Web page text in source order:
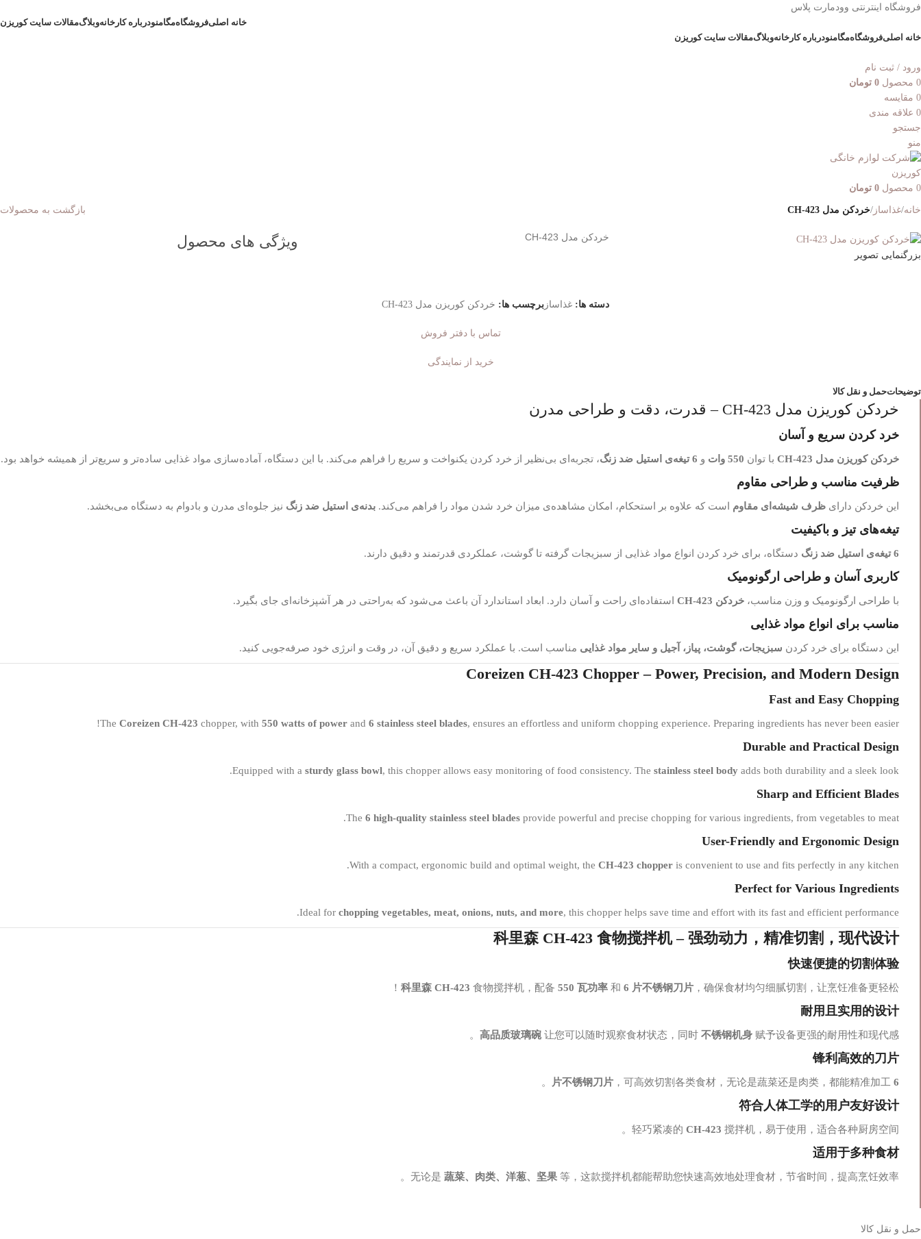
فروشگاه اینترنتی وودمارت پلاس
خانه اصلیفروشگاهمگامنودرباره کارخانهوبلاگمقالات سایت کوریزن
خانه اصلیفروشگاهمگامنودرباره کارخانهوبلاگمقالات سایت کوریزن
ورود / ثبت نام
0 محصول 0 تومان
0 مقایسه
0 علاقه مندی
جستجو
منو
0 محصول 0 تومان
خانه غذاساز خردکن مدل CH-423 بازگشت به محصولات
بزرگنمایی تصویر
خردکن مدل CH-423
دسته ها: غذاساز برچسب ها: خردکن کوریزن مدل CH-423
تماس با دفتر فروش
خرید از نمایندگی
ویژگی های محصول
توضیحاتحمل و نقل کالا
خردکن کوریزن مدل CH-423 – قدرت، دقت و طراحی مدرن
خرد کردن سریع و آسان
خردکن کوریزن مدل CH-423 با توان 550 وات و 6 تیغه‌ی استیل ضد زنگ ، تجربه‌ای بی‌نظیر از خرد کردن یکنواخت و سریع را فراهم می‌کند. با این دستگاه، آماده‌سازی مواد غذایی ساده‌تر و سریع‌تر از همیشه خواهد بود.
ظرفیت مناسب و طراحی مقاوم
این خردکن دارای ظرف شیشه‌ای مقاوم است که علاوه بر استحکام، امکان مشاهده‌ی میزان خرد شدن مواد را فراهم می‌کند. بدنه‌ی استیل ضد زنگ نیز جلوه‌ای مدرن و بادوام به دستگاه می‌بخشد.
تیغه‌های تیز و باکیفیت
6 تیغه‌ی استیل ضد زنگ دستگاه، برای خرد کردن انواع مواد غذایی از سبزیجات گرفته تا گوشت، عملکردی قدرتمند و دقیق دارند.
کاربری آسان و طراحی ارگونومیک
با طراحی ارگونومیک و وزن مناسب، خردکن CH-423 استفاده‌ای راحت و آسان دارد. ابعاد استاندارد آن باعث می‌شود که به‌راحتی در هر آشپزخانه‌ای جای بگیرد.
مناسب برای انواع مواد غذایی
این دستگاه برای خرد کردن سبزیجات، گوشت، پیاز، آجیل و سایر مواد غذایی مناسب است. با عملکرد سریع و دقیق آن، در وقت و انرژی خود صرفه‌جویی کنید.
Coreizen CH-423 Chopper – Power, Precision, and Modern Design
Fast and Easy Chopping
The Coreizen CH-423 chopper, with 550 watts of power and 6 stainless steel blades, ensures an effortless and uniform chopping experience. Preparing ingredients has never been easier!
Durable and Practical Design
Equipped with a sturdy glass bowl, this chopper allows easy monitoring of food consistency. The stainless steel body adds both durability and a sleek look.
Sharp and Efficient Blades
The 6 high-quality stainless steel blades provide powerful and precise chopping for various ingredients, from vegetables to meat.
User-Friendly and Ergonomic Design
With a compact, ergonomic build and optimal weight, the CH-423 chopper is convenient to use and fits perfectly in any kitchen.
Perfect for Various Ingredients
Ideal for chopping vegetables, meat, onions, nuts, and more, this chopper helps save time and effort with its fast and efficient performance.
科里森 CH-423 食物搅拌机 – 强劲动力，精准切割，现代设计
快速便捷的切割体验
科里森 CH-423 食物搅拌机，配备 550 瓦功率 和 6 片不锈钢刀片 ，确保食材均匀细腻切割，让烹饪准备更轻松！
耐用且实用的设计
高品质玻璃碗 让您可以随时观察食材状态，同时 不锈钢机身 赋予设备更强的耐用性和现代感。
锋利高效的刀片
6 片不锈钢刀片
，可高效切割各类食材，无论是蔬菜还是肉类，都能精准加工。
符合人体工学的用户友好设计
轻巧紧凑的 CH-423 搅拌机，易于使用，适合各种厨房空间。
适用于多种食材
无论是 蔬菜、肉类、洋葱、坚果 等，这款搅拌机都能帮助您快速高效地处理食材，节省时间，提高烹饪效率。
حمل و نقل کالا